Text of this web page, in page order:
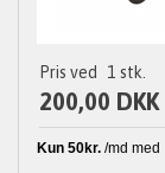
Pris ved 1 stk.
200,00 DKK